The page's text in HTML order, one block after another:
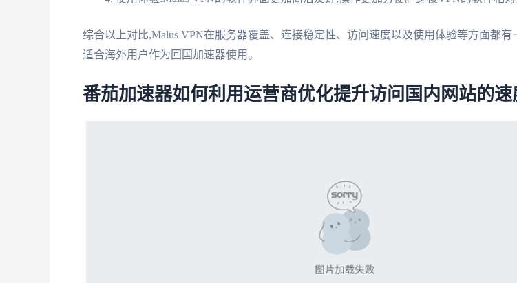
综合以上对比,Malus VPN在服务器覆盖、连接稳定性、访问速度以及使用体验等方面都有
适合海外用户作为回国加速器使用。
番茄加速器如何利用运营商优化提升访问国内网站的速